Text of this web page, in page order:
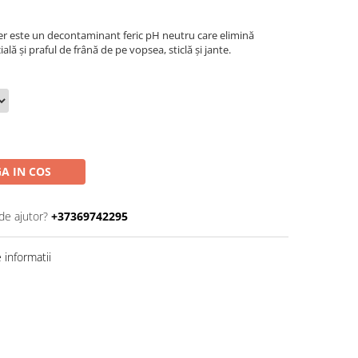
este un decontaminant feric pH neutru care elimină
și praful de frână de pe vopsea, sticlă și jante.
IN COS
ajutor? +37369742295
informatii